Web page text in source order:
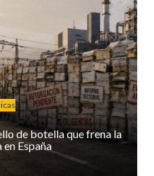
de botella que frena la
España